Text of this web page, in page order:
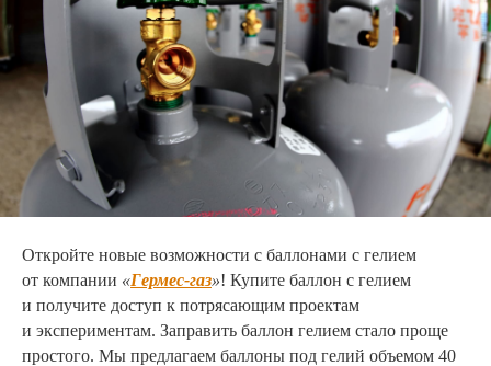
Откройте новые возможности с баллонами с гелием
от компании «Гермес-газ»! Купите баллон с гелием
и получите доступ к потрясающим проектам
и экспериментам. Заправить баллон гелием стало проще
простого. Мы предлагаем баллоны под гелий объемом 40